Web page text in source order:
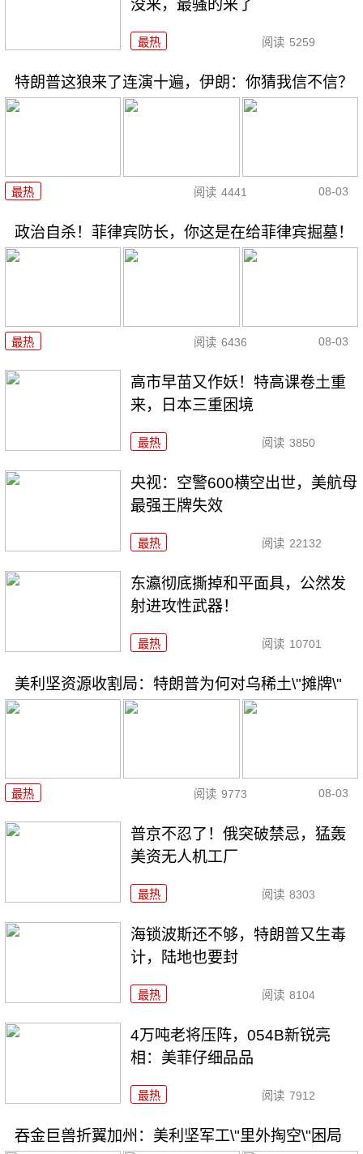
没来，最骚的来了
最热 阅读 5259
特朗普这狼来了连演十遍，伊朗：你猜我信不信？
最热 阅读 4441 08-03
政治自杀！菲律宾防长，你这是在给菲律宾掘墓！
最热 阅读 6436 08-03
高市早苗又作妖！特高课卷土重
来，日本三重困境
最热 阅读 3850
央视：空警600横空出世，美航母
最强王牌失效
最热 阅读 22132
东瀛彻底撕掉和平面具，公然发
射进攻性武器！
最热 阅读 10701
美利坚资源收割局：特朗普为何对乌稀土\"摊牌\"
最热 阅读 9773 08-03
普京不忍了！俄突破禁忌，猛轰
美资无人机工厂
最热 阅读 8303
海锁波斯还不够，特朗普又生毒
计，陆地也要封
最热 阅读 8104
4万吨老将压阵，054B新锐亮
相：美菲仔细品品
最热 阅读 7912
吞金巨兽折翼加州：美利坚军工\"里外掏空\"困局